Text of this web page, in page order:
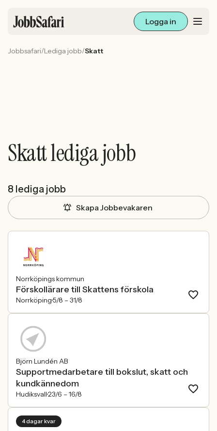
Logga in
Sök med AI
Ny här? Skapa konto
Jobbsafari/Lediga jobb/Skatt
Skatt lediga jobb
8 lediga jobb
Skapa Jobbevakaren
Norrköpings kommun
Förskollärare till Skattens förskola
Norrköping5/8 – 31/8
Björn Lundén AB
Supportmedarbetare till bokslut, skatt och
kundkännedom
Hudiksvall23/6 – 16/8
4 dagar kvar